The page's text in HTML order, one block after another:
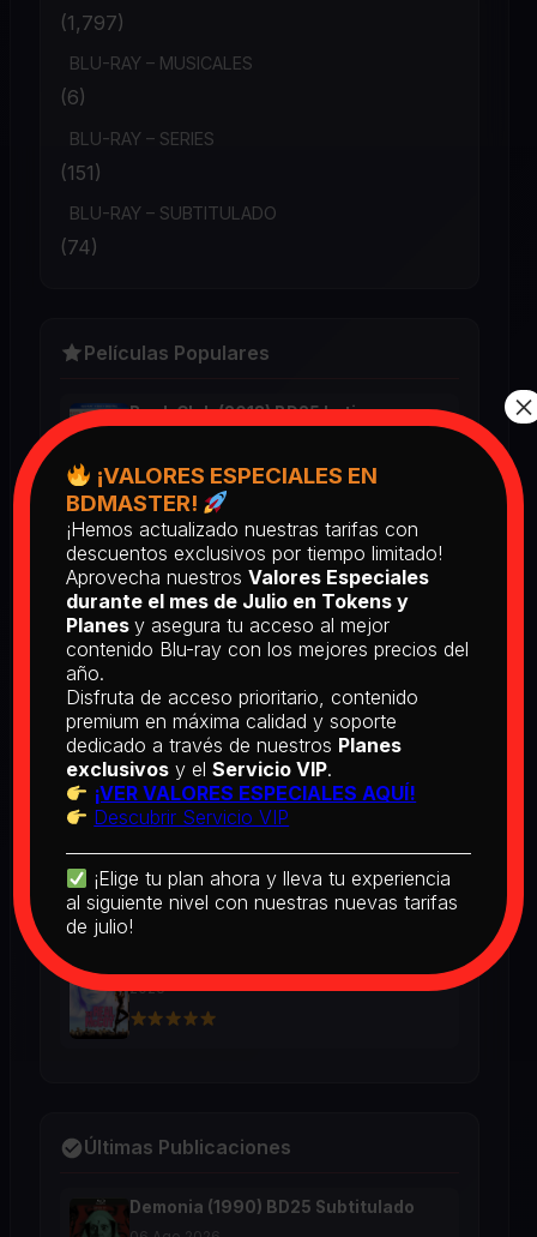
(1,797)
BLU-RAY – MUSICALES
(6)
BLU-RAY – SERIES
(151)
BLU-RAY – SUBTITULADO
(74)
Películas Populares
Book Club (2018) BD25 Latino
Return of the Living Dead: Part II
(1988) BD25 Latino
2025
Earth [Criterion Collection] (1976)
BD25 Subtitulado
2026
[PEDIDO] Boogie Nights (1997) BD25
2026
2026
Últimas Publicaciones
Demonia (1990) BD25 Subtitulado
¡VALORES ESPECIALES EN
BDMASTER!
¡Hemos actualizado nuestras tarifas con
descuentos exclusivos por tiempo limitado!
Aprovecha nuestros Valores Especiales
durante el mes de Julio en Tokens y
Planes y asegura tu acceso al mejor
contenido Blu-ray con los mejores precios del
año.
Disfruta de acceso prioritario, contenido
premium en máxima calidad y soporte
dedicado a través de nuestros Planes
exclusivos y el Servicio VIP.
¡VER VALORES ESPECIALES AQUÍ!
Descubrir Servicio VIP
¡Elige tu plan ahora y lleva tu experiencia
al siguiente nivel con nuestras nuevas tarifas
de julio!
×